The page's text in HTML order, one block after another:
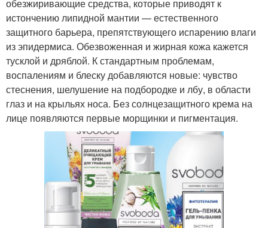
обезжиривающие средства, которые приводят к
истончению липидной мантии — естественного
защитного барьера, препятствующего испарению влаги
из эпидермиса. Обезвоженная и жирная кожа кажется
тусклой и дряблой. К стандартным проблемам,
воспалениям и блеску добавляются новые: чувство
стеснения, шелушение на подбородке и лбу, в области
глаз и на крыльях носа. Без солнцезащитного крема на
лице появляются первые морщинки и пигментация.